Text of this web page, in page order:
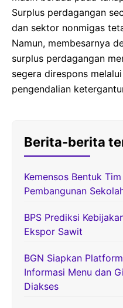
Surplus perdagangan
dan sektor nonmigas
Namun, membesarnya
surplus perdagangan
segera direspons
pengendalian
Berita-berita
Kemensos Bentuk
Pembangunan
BPS Prediksi
Ekspor Sawit
BGN Siapkan
Informasi Menu dan
Diakses